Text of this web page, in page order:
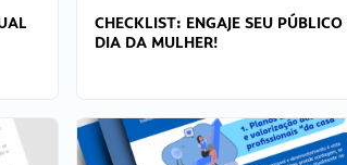
CHECKLIST: ENGAJE SEU
DIA DA MULHER!